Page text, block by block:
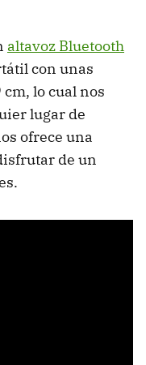
altavoz Bluetooth
con unas
lo cual nos
lugar de
ofrece una
de un